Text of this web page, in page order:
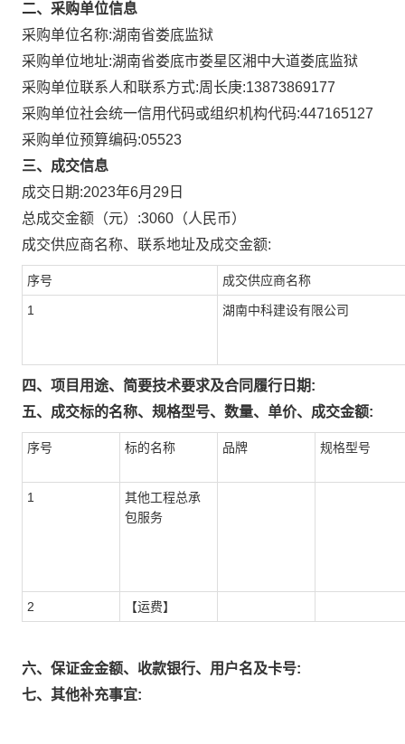
二、采购单位信息
采购单位名称:湖南省娄底监狱
采购单位地址:湖南省娄底市娄星区湘中大道娄底监狱
采购单位联系人和联系方式:周长庚:13873869177
采购单位社会统一信用代码或组织机构代码:447165127
采购单位预算编码:05523
三、成交信息
成交日期:2023年6月29日
总成交金额（元）:3060 （人民币）
成交供应商名称、联系地址及成交金额:
序号 成交供应商名称
1 湖南中科建设有限公司
四、项目用途、简要技术要求及合同履行日期:
五、成交标的名称、规格型号、数量、单价、成交金额:
序号 标的名称 品牌 规格型号
1
其他工程总承
包服务
2 【运费】
六、保证金金额、收款银行、用户名及卡号:
七、其他补充事宜: